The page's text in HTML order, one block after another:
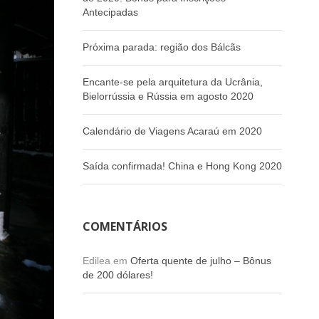
Antecipadas
Próxima parada: região dos Bálcãs
Encante-se pela arquitetura da Ucrânia,
Bielorrússia e Rússia em agosto 2020
Calendário de Viagens Acaraú em 2020
Saída confirmada! China e Hong Kong 2020
COMENTÁRIOS
Edilea em Oferta quente de julho – Bônus
de 200 dólares!